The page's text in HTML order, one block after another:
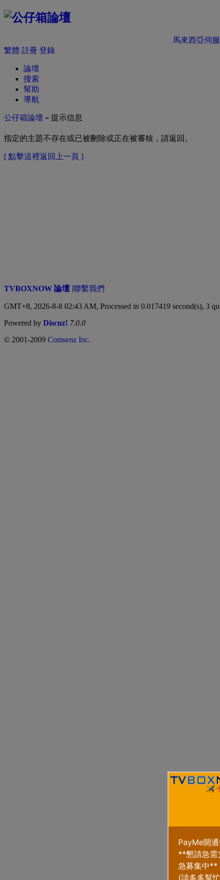
馬來西亞伺
繁體 註冊 登錄
論壇
搜索
幫助
導航
公仔箱論壇 » 提示信息
指定的主題不存在或已被刪除或正在被審核，請返回。
[ 點擊這裡返回上一頁 ]
TVBOXNOW 論壇 |聯繫我們
GMT+8, 2026-8-8 02:43 AM, Processed in 0.017419 second(s), 3
Powered by Discuz! 7.0.0
© 2001-2009 Comsenz Inc.